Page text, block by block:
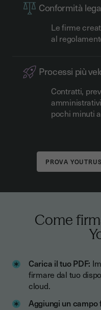
Conformità
Le firme
al
Processi più
Contratti,
pochi minuti
Come
Carica il tuo PDF:
firmare dal tuo
cloud.
Aggiungi un campo